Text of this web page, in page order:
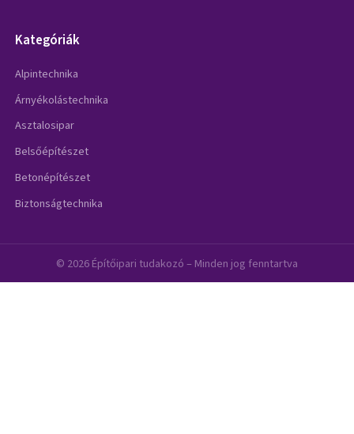
Kategóriák
Alpintechnika
Árnyékolástechnika
Asztalosipar
Belsőépítészet
Betonépítészet
Biztonságtechnika
© 2026 Építőipari tudakozó – Minden jog fenntartva